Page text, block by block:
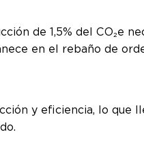
de 1,5% del CO₂e
en el rebaño de
y eficiencia, lo que